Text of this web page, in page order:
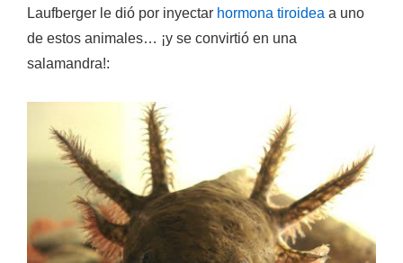
Laufberger le dió por inyectar hormona tiroidea a uno
de estos animales… ¡y se convirtió en una
salamandra!: